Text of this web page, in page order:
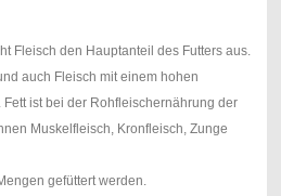
Fleisch den Hauptanteil des Futters aus.
auch Fleisch mit einem hohen
Fett ist bei der Rohfleischernährung der
Muskelfleisch, Kronfleisch, Zunge
gefüttert werden.